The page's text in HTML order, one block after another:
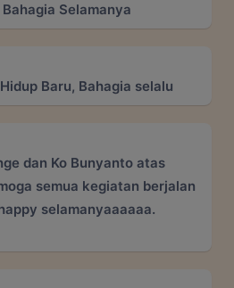
Selamanya
Baru, Bahagia selalu
dan Ko Bunyanto atas
semua kegiatan berjalan
selamanyaaaaaa.